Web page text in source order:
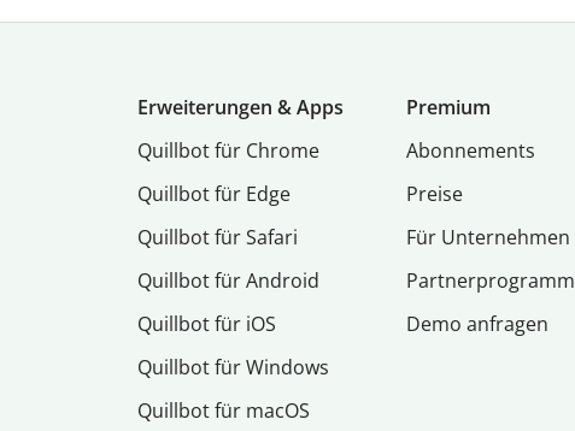
Erweiterungen & Apps
Quillbot für Chrome
Quillbot für Edge
Quillbot für Safari
Quillbot für Android
Quillbot für iOS
Quillbot für Windows
Quillbot für macOS
Premium
Abon­ne­ments
Preise
Für Unternehmen
Partnerprogramm
Demo anfragen